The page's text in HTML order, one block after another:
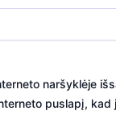
naršyklėje
puslapį, kad